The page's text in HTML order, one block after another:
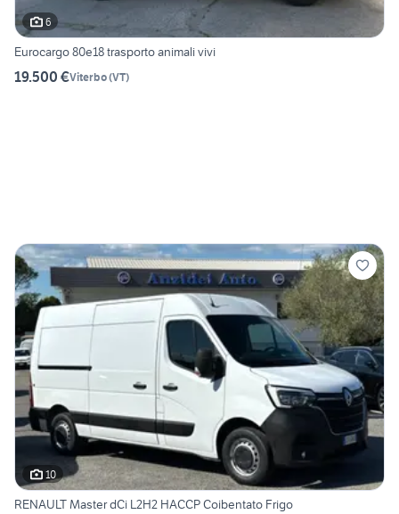
6
Eurocargo 80e18 trasporto animali vivi
19.500 €Viterbo(VT)
10
RENAULT Master dCi L2H2 HACCP Coibentato Frigo